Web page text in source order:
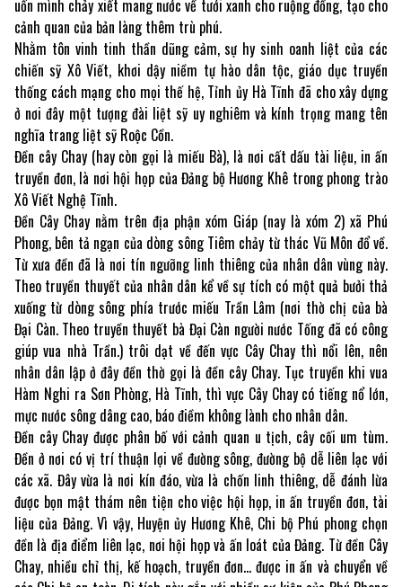
uốn mình chảy xiết mang nước về tưới xanh cho ruộng đồng, tạo cho
cảnh quan của bản làng thêm trù phú.
Nhằm tôn vinh tinh thần dũng cảm, sự hy sinh oanh liệt của các
chiến sỹ Xô Viết, khơi dậy niềm tự hào dân tộc, giáo dục truyền
thống cách mạng cho mọi thế hệ, Tỉnh ủy Hà Tĩnh đã cho xây dựng
ở nơi đây một tượng đài liệt sỹ uy nghiêm và kính trọng mang tên
nghĩa trang liệt sỹ Roộc Cồn.
Đền cây Chay (hay còn gọi là miếu Bà), là nơi cất dấu tài liệu, in ấn
truyền đơn, là nơi hội họp của Đảng bộ Hương Khê trong phong trào
Xô Viết Nghệ Tĩnh.
Đền Cây Chay nằm trên địa phận xóm Giáp (nay là xóm 2) xã Phú
Phong, bên tả ngạn của dòng sông Tiêm chảy từ thác Vũ Môn đổ về.
Từ xưa đền đã là nơi tín ngưỡng linh thiêng của nhân dân vùng này.
Theo truyền thuyết của nhân dân kể về sự tích có một quả bưởi thả
xuống từ dòng sông phía trước miếu Trần Lâm (nơi thờ chị của bà
Đại Càn. Theo truyền thuyết bà Đại Càn người nước Tống đã có công
giúp vua nhà Trần.) trôi dạt về đến vực Cây Chay thì nổi lên, nên
nhân dân lập ở đây đền thờ gọi là đền cây Chay. Tục truyền khi vua
Hàm Nghi ra Sơn Phòng, Hà Tĩnh, thì vực Cây Chay có tiếng nổ lớn,
mực nước sông dâng cao, báo điềm không lành cho nhân dân.
Đền cây Chay được phân bố với cảnh quan u tịch, cây cối um tùm.
Đền ở nơi có vị trí thuận lợi về đường sông, đường bộ dễ liên lạc với
các xã. Đây vừa là nơi kín đáo, vừa là chốn linh thiêng, dễ đánh lừa
được bọn mật thám nên tiện cho việc hội họp, in ấn truyền đơn, tài
liệu của Đảng. Vì vậy, Huyện ủy Hương Khê, Chi bộ Phú phong chọn
đền là địa điểm liên lạc, nơi hội họp và ấn loát của Đảng. Từ đền Cây
Chay, nhiều chỉ thị, kế hoạch, truyền đơn… được in ấn và chuyển về